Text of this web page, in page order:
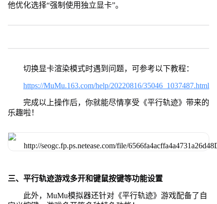
他优化选择“强制使用独立显卡”。
切换显卡渲染模式时遇到问题，可参考以下教程：
https://MuMu.163.com/help/20220816/35046_1037487.html
完成以上操作后，你就能尽情享受《平行轨迹》带来的
乐趣啦！
三、平行轨迹游戏多开和键鼠按键等功能设置
此外，MuMu模拟器还针对《平行轨迹》游戏配备了自